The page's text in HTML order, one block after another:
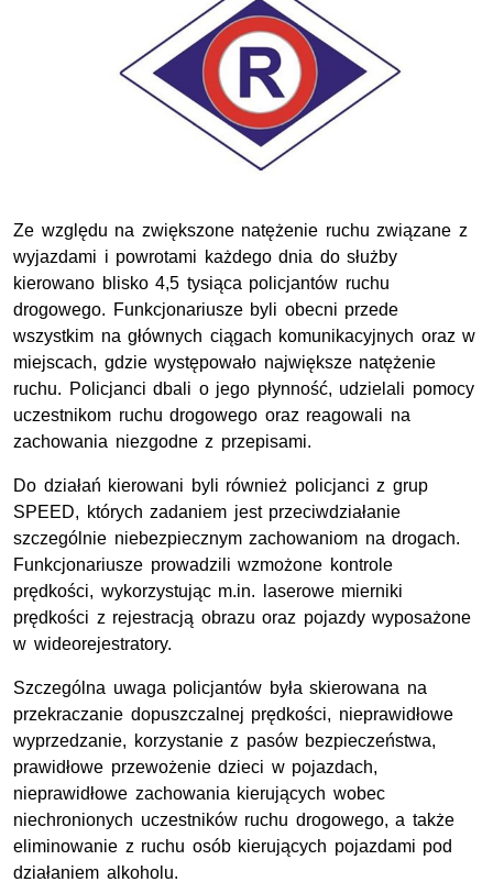
Ze względu na zwiększone natężenie ruchu związane z
wyjazdami i powrotami każdego dnia do służby
kierowano blisko 4,5 tysiąca policjantów ruchu
drogowego. Funkcjonariusze byli obecni przede
wszystkim na głównych ciągach komunikacyjnych oraz w
miejscach, gdzie występowało największe natężenie
ruchu. Policjanci dbali o jego płynność, udzielali pomocy
uczestnikom ruchu drogowego oraz reagowali na
zachowania niezgodne z przepisami.
Do działań kierowani byli również policjanci z grup
SPEED, których zadaniem jest przeciwdziałanie
szczególnie niebezpiecznym zachowaniom na drogach.
Funkcjonariusze prowadzili wzmożone kontrole
prędkości, wykorzystując m.in. laserowe mierniki
prędkości z rejestracją obrazu oraz pojazdy wyposażone
w wideorejestratory.
Szczególna uwaga policjantów była skierowana na
przekraczanie dopuszczalnej prędkości, nieprawidłowe
wyprzedzanie, korzystanie z pasów bezpieczeństwa,
prawidłowe przewożenie dzieci w pojazdach,
nieprawidłowe zachowania kierujących wobec
niechronionych uczestników ruchu drogowego, a także
eliminowanie z ruchu osób kierujących pojazdami pod
działaniem alkoholu.